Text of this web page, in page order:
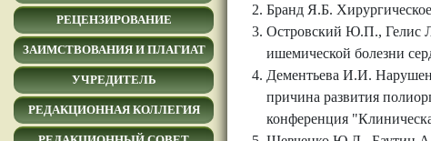
РЕЦЕНЗИРОВАНИЕ
ЗАИМСТВОВАНИЯ И ПЛАГИАТ
УЧРЕДИТЕЛЬ
РЕДАКЦИОННАЯ КОЛЛЕГИЯ
Бранд Я.Б.
Островский Ю.П., Гелис
ишемической болезни
Дементьева И.И.
причина развития
конференция